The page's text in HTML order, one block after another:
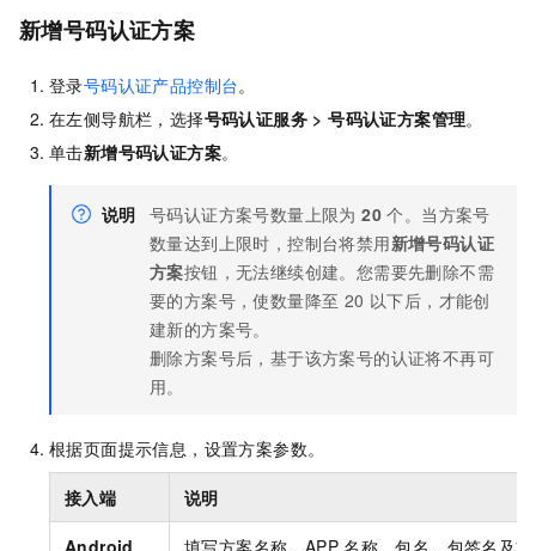
新增号码认证方案
登录号码认证产品控制台。
在左侧导航栏，选择号码认证服务 > 号码认证方案管理。
单击新增号码认证方案。
说明 号码认证方案号数量上限为20 个。当方案号
数量达到上限时，控制台将禁用新增号码认证
方案按钮，无法继续创建。您需要先删除不需
要的方案号，使数量降至 20 以下后，才能创
建新的方案号。
删除方案号后，基于该方案号的认证将不再可
用。
根据页面提示信息，设置方案参数。
接入端 说明